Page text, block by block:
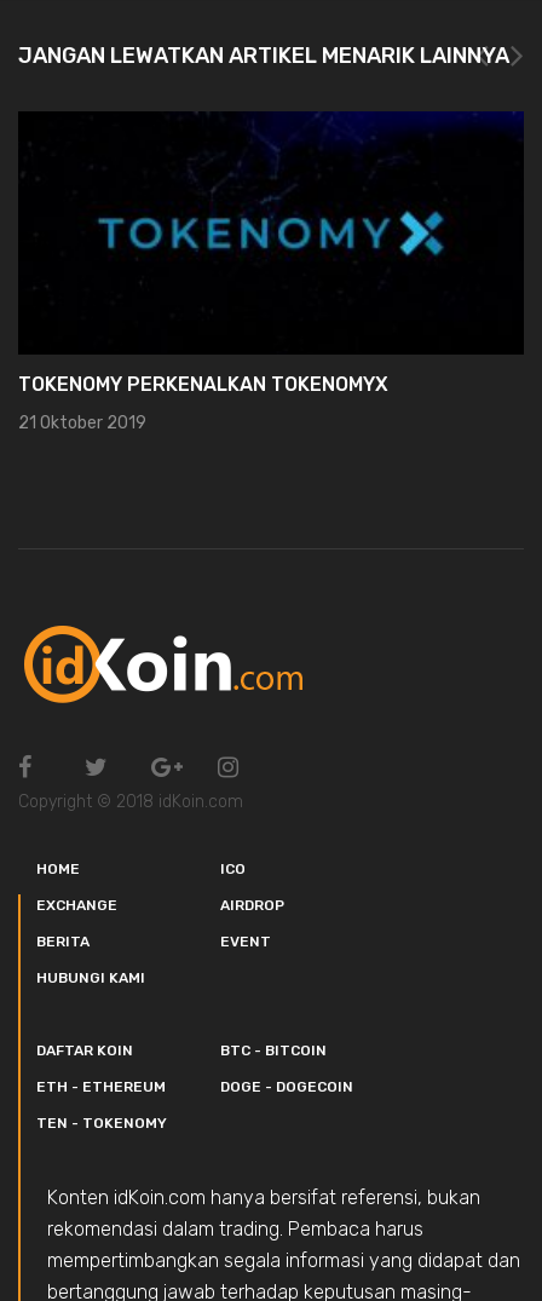
JANGAN LEWATKAN ARTIKEL MENARIK LAINNYA
TOKENOMY PERKENALKAN TOKENOMYX
21 Oktober 2019
Copyright © 2018 idKoin.com
HOME ICO
EXCHANGE AIRDROP
BERITA EVENT
HUBUNGI KAMI
DAFTAR KOIN BTC - BITCOIN
ETH - ETHEREUM DOGE - DOGECOIN
TEN - TOKENOMY
Konten idKoin.com hanya bersifat referensi, bukan
rekomendasi dalam trading. Pembaca harus
mempertimbangkan segala informasi yang didapat dan
bertanggung jawab terhadap keputusan masing-